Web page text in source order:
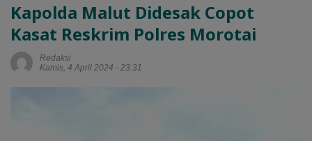
Kapolda Malut Didesak Copot
Kasat Reskrim Polres Morotai
Redaksi
Kamis, 4 April 2024 - 23:31